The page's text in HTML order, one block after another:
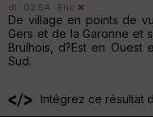
dl · 02:54 · Eric
De village en points de
Gers et de la Garonne et
Brulhois, d?Est en
Sud.
Intégrez ce résultat